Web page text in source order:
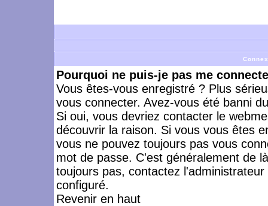
Pourquoi ne puis-je pas me
Vous êtes-vous enregistré ? Plus
vous connecter. Avez-vous été banni
Si oui, vous devriez contacter le
découvrir la raison. Si vous vous êtes
vous ne pouvez toujours pas vous
mot de passe. C'est généralement de
toujours pas, contactez
configuré.
Revenir en haut